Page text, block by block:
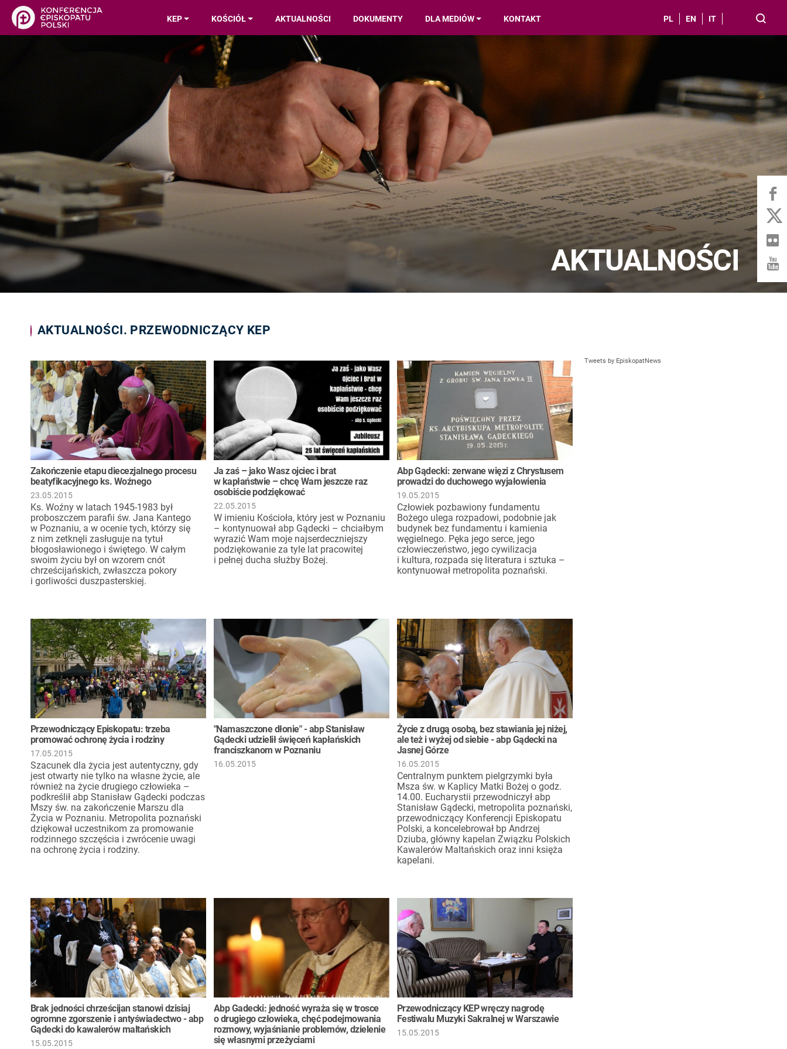
KEP KOŚCIÓŁ AKTUALNOŚCI DOKUMENTY DLA MEDIÓW KONTAKT PL EN IT
AKTUALNOŚCI
AKTUALNOŚCI. PRZEWODNICZĄCY KEP
23.05.2015
Zakończenie etapu diecezjalnego procesu
beatyfikacyjnego ks. Woźnego
Ks. Woźny w latach 1945-1983 był
proboszczem parafii św. Jana Kantego
w Poznaniu, a w ocenie tych, którzy się
z nim zetknęli zasługuje na tytuł
błogosławionego i świętego. W całym
swoim życiu był on wzorem cnót
chrześcijańskich, zwłaszcza pokory
i gorliwości duszpasterskiej.
22.05.2015
Ja zaś – jako Wasz ojciec i brat
w kapłaństwie – chcę Wam jeszcze raz
osobiście podziękować
W imieniu Kościoła, który jest w Poznaniu
– kontynuował abp Gądecki – chciałbym
wyrazić Wam moje najserdeczniejszy
podziękowanie za tyle lat pracowitej
i pełnej ducha służby Bożej.
19.05.2015
Abp Gądecki: zerwane więzi z Chrystusem
prowadzi do duchowego wyjałowienia
Człowiek pozbawiony fundamentu
Bożego ulega rozpadowi, podobnie jak
budynek bez fundamentu i kamienia
węgielnego. Pęka jego serce, jego
człowieczeństwo, jego cywilizacja
i kultura, rozpada się literatura i sztuka –
kontynuował metropolita poznański.
17.05.2015
Przewodniczący Episkopatu: trzeba
promować ochronę życia i rodziny
Szacunek dla życia jest autentyczny, gdy
jest otwarty nie tylko na własne życie, ale
również na życie drugiego człowieka –
podkreślił abp Stanisław Gądecki podczas
Mszy św. na zakończenie Marszu dla
Życia w Poznaniu. Metropolita poznański
dziękował uczestnikom za promowanie
rodzinnego szczęścia i zwrócenie uwagi
na ochronę życia i rodziny.
16.05.2015
"Namaszczone dłonie" - abp Stanisław
Gądecki udzielił święceń kapłańskich
franciszkanom w Poznaniu
16.05.2015
Życie z drugą osobą, bez stawiania jej niżej,
ale też i wyżej od siebie - abp Gądecki na
Jasnej Górze
Centralnym punktem pielgrzymki była
Msza św. w Kaplicy Matki Bożej o godz.
14.00. Eucharystii przewodniczył abp
Stanisław Gądecki, metropolita poznański,
przewodniczący Konferencji Episkopatu
Polski, a koncelebrował bp Andrzej
Dziuba, główny kapelan Związku Polskich
Kawalerów Maltańskich oraz inni księża
kapelani.
15.05.2015
Brak jedności chrześcijan stanowi dzisiaj
ogromne zgorszenie i antyświadectwo - abp
Gądecki do kawalerów maltańskich
Abp Gadecki: jedność wyraża się w trosce
o drugiego człowieka, chęć podejmowania
rozmowy, wyjaśnianie problemów, dzielenie
się własnymi przeżyciami
15.05.2015
Przewodniczący KEP wręczy nagrodę
Festiwalu Muzyki Sakralnej w Warszawie
Tweets by EpiskopatNews